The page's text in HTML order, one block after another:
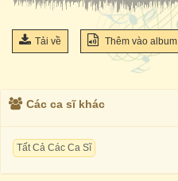
Tải về Thêm vào album
Các ca sĩ khác
Tất Cả Các Ca Sĩ